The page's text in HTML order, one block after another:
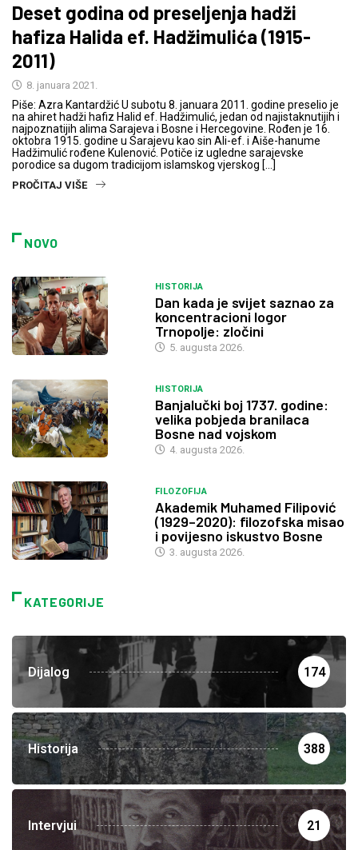
Deset godina od preseljenja hadži
hafiza Halida ef. Hadžimulića (1915-
2011)
8. januara 2021.
Piše: Azra Kantardžić U subotu 8. januara 2011. godine preselio je
na ahiret hadži hafiz Halid ef. Hadžimulić, jedan od najistaknutijih i
najpoznatijih alima Sarajeva i Bosne i Hercegovine. Rođen je 16.
oktobra 1915. godine u Sarajevu kao sin Ali-ef. i Aiše-hanume
Hadžimulić rođene Kulenović. Potiče iz ugledne sarajevske
porodice sa dugom tradicijom islamskog vjerskog […]
PROČITAJ VIŠE
NOVO
HISTORIJA
Dan kada je svijet saznao za
koncentracioni logor
Trnopolje: zločini
5. augusta 2026.
HISTORIJA
Banjalučki boj 1737. godine:
velika pobjeda branilaca
Bosne nad vojskom
4. augusta 2026.
FILOZOFIJA
Akademik Muhamed Filipović
(1929–2020): filozofska misao
i povijesno iskustvo Bosne
3. augusta 2026.
KATEGORIJE
Dijalog 174
Historija 388
Intervjui 21